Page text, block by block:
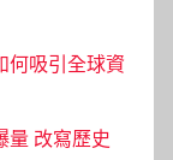
何吸引全球資
量 改寫歷史